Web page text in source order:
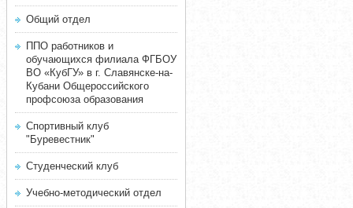
Общий отдел
ППО работников и
обучающихся филиала ФГБОУ
ВО «КубГУ» в г. Славянске-на-
Кубани Общероссийского
профсоюза образования
Спортивный клуб
"Буревестник"
Студенческий клуб
Учебно-методический отдел